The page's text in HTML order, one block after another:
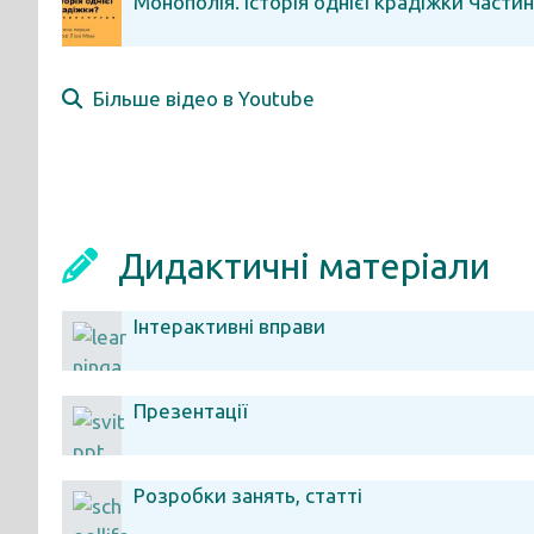
Більше відео в Youtube
Дидактичні матеріали
Інтерактивні вправи
Презентації
Розробки занять, статті